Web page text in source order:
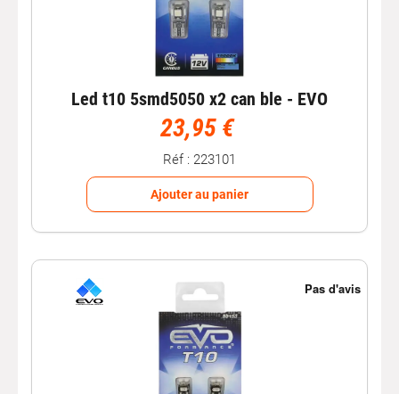
Led t10 5smd5050 x2 can ble - EVO
23,95 €
Réf : 223101
Ajouter au panier